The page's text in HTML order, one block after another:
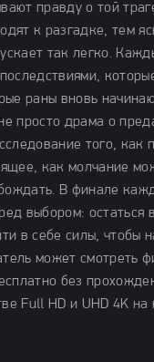
правду о той
к разгадке, тем
так легко.
раны вновь
просто драма о
того,
как молчание
В финале
выбором: остаться
в себе силы, чтобы
может смотреть
без
Full HD и UHD 4K